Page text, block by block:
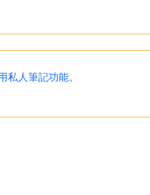
私人筆記功能。